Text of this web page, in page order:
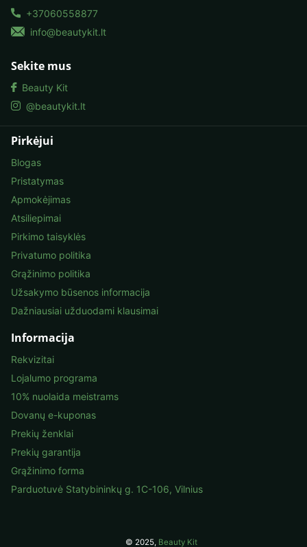
Pirkėjui
Blogas
Pristatymas
Apmokėjimas
Atsiliepimai
Pirkimo taisyklės
Privatumo politika
Grąžinimo politika
Užsakymo būsenos informacija
Dažniausiai užduodami klausimai
Informacija
Rekvizitai
Lojalumo programa
10% nuolaida meistrams
Dovanų e-kuponas
Prekių ženklai
Prekių garantija
Grąžinimo forma
Parduotuvė Statybininkų g. 1C-106, Vilnius
+37060558877
info@beautykit.lt
Sekite mus
Beauty Kit
@beautykit.lt
© 2025, Beauty Kit